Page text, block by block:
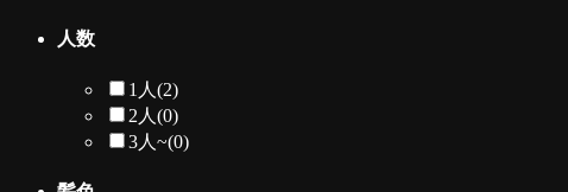
人数
1人 (2)
2人 (0)
3人~(0)